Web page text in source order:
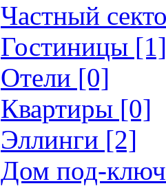
Частный
Гостиницы [1]
Отели [0]
Квартиры [0]
Эллинги [2]
Дом под-